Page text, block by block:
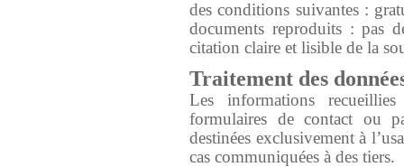
des conditions suivantes :
documents reproduits : pas
citation claire et lisible de la
Traitement des
Les informations
formulaires de contact ou
destinées exclusivement à
cas communiquées à des tiers.